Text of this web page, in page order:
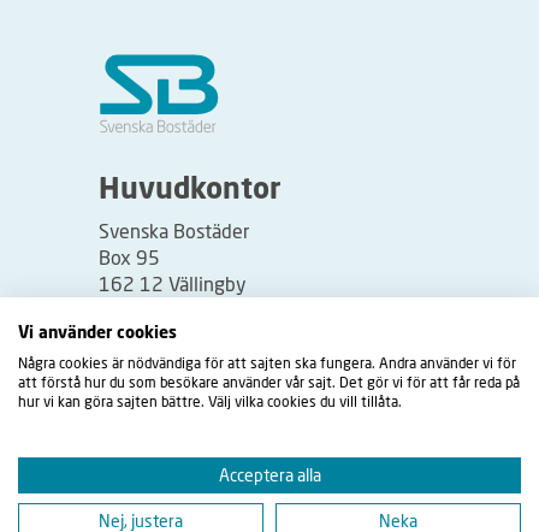
Huvudkontor
Svenska Bostäder
Box 95
162 12 Vällingby
Besöksadress:
Vällingbyplan 2
Vi använder cookies
Några cookies är nödvändiga för att sajten ska fungera. Andra använder vi för
att förstå hur du som besökare använder vår sajt. Det gör vi för att får reda på
hur vi kan göra sajten bättre. Välj vilka cookies du vill tillåta.
Acceptera alla
Nej, justera Neka